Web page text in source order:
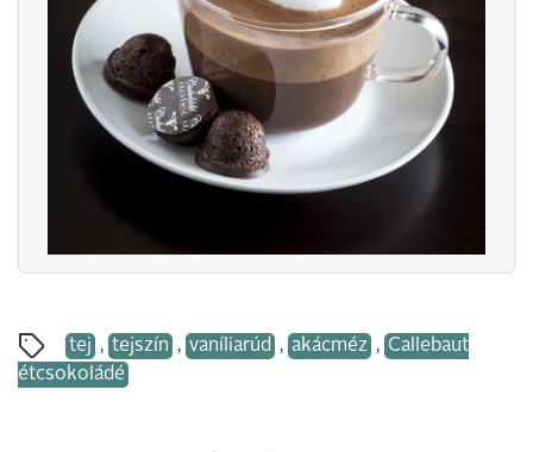
tej , tejszín , vaníliarúd , akácméz , Callebaut
étcsokoládé